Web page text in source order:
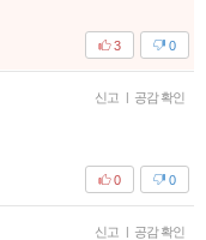
0
3
신고 | 공감 확인
0
0
신고 | 공감 확인